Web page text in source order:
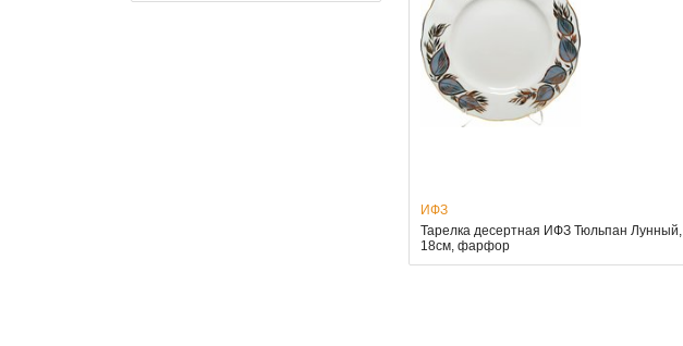
ИФЗ
Тарелка десертная ИФЗ Тюльпан Лунный,
18см, фарфор